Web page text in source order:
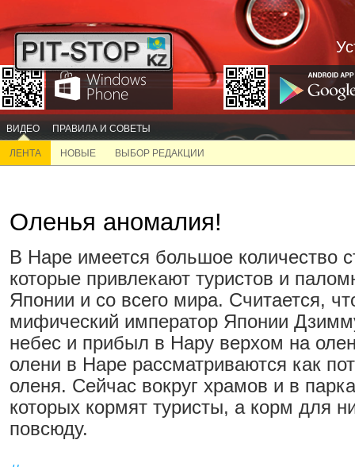
ВИДЕО ПРАВИЛА И СОВЕТЫ
ЛЕНТА НОВЫЕ ВЫБОР РЕДАКЦИИ
Оленья аномалия!
В Наре имеется большое количество
которые привлекают туристов и
Японии и со всего мира. Считается,
мифический император Японии
небес и прибыл в Нару верхом на
олени в Наре рассматриваются как
оленя. Сейчас вокруг храмов и в
которых кормят туристы, а корм для
повсюду.